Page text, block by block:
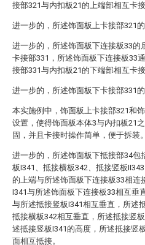
接部321与内扣板21的上端部相互卡接
进一步的，所述饰面板上卡接部321的
进一步的，所述饰面板下连接板33的
卡接部331，所述饰面板下连接板33
接部331与内扣板21的下端部相互卡接
进一步的，所述饰面板下卡接部331的
本实施例中，饰面板上卡接部321和
设置，使得饰面板本体3与内扣板21
固，并且卡接时操作简单，便于拆装。
进一步的，所述饰面板下抵接部34包
板I341、抵接横板342、抵接竖板
的上端与所述饰面板下连接板33相连
I341与所述饰面板下连接板33相互垂
与所述抵接竖板I341相互垂直，所述
抵接横板342相互垂直，所述抵接竖
述抵接竖板I341的高度，所述抵接竖
面相互抵接。